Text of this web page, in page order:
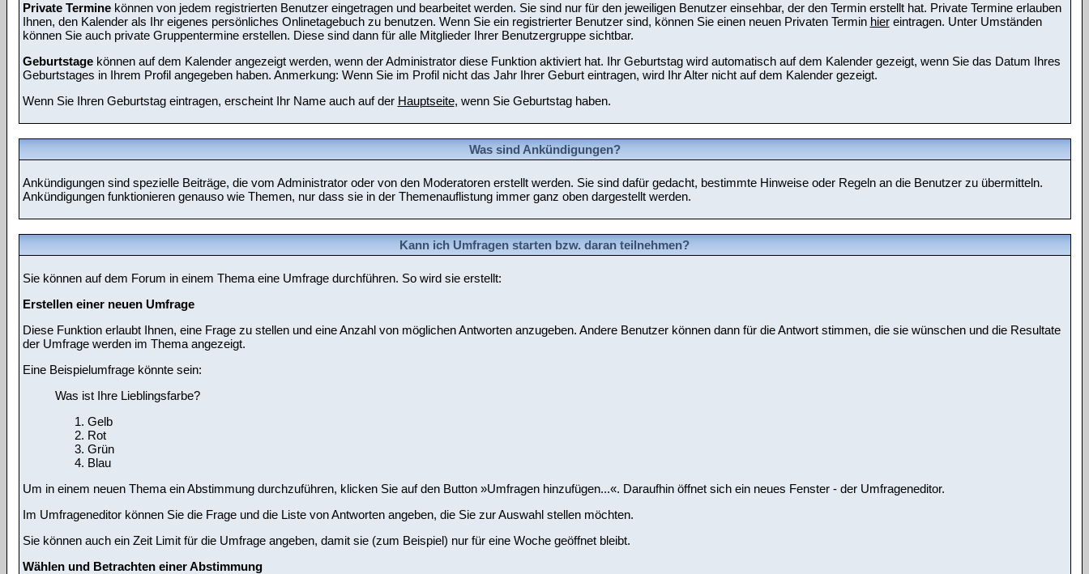
Private Terminekönnen von jedem registrierten Benutzer eingetragen und bearbeitet werden. Sie sind nur für den jeweiligen Benutzer einsehbar, der den Termin erstellt hat. Private Termine erlauben
Ihnen, den Kalender als Ihr eigenes persönliches Onlinetagebuch zu benutzen. Wenn Sie ein registrierter Benutzer sind, können Sie einen neuen Privaten Termin hiereintragen. Unter Umständen
können Sie auch private Gruppentermine erstellen. Diese sind dann für alle Mitglieder Ihrer Benutzergruppe sichtbar.
Geburtstagekönnen auf dem Kalender angezeigt werden, wenn der Administrator diese Funktion aktiviert hat. Ihr Geburtstag wird automatisch auf dem Kalender gezeigt, wenn Sie das Datum Ihres
Geburtstages in Ihrem Profil angegeben haben. Anmerkung: Wenn Sie im Profil nicht das Jahr Ihrer Geburt eintragen, wird Ihr Alter nicht auf dem Kalender gezeigt.
Wenn Sie Ihren Geburtstag eintragen, erscheint Ihr Name auch auf der Hauptseite, wenn Sie Geburtstag haben.
Was sind Ankündigungen?
Ankündigungen sind spezielle Beiträge, die vom Administrator oder von den Moderatoren erstellt werden. Sie sind dafür gedacht, bestimmte Hinweise oder Regeln an die Benutzer zu übermitteln.
Ankündigungen funktionieren genauso wie Themen, nur dass sie in der Themenauflistung immer ganz oben dargestellt werden.
Kann ich Umfragen starten bzw. daran teilnehmen?
Sie können auf dem Forum in einem Thema eine Umfrage durchführen. So wird sie erstellt:
Erstellen einer neuen Umfrage
Diese Funktion erlaubt Ihnen, eine Frage zu stellen und eine Anzahl von möglichen Antworten anzugeben. Andere Benutzer können dann für die Antwort stimmen, die sie wünschen und die Resultate
der Umfrage werden im Thema angezeigt.
Eine Beispielumfrage könnte sein:
Was ist Ihre Lieblingsfarbe?
Gelb
Rot
Grün
Blau
Um in einem neuen Thema ein Abstimmung durchzuführen, klicken Sie auf den Button »Umfragen hinzufügen...«. Daraufhin öffnet sich ein neues Fenster - der Umfrageneditor.
Im Umfrageneditor können Sie die Frage und die Liste von Antworten angeben, die Sie zur Auswahl stellen möchten.
Sie können auch ein Zeit Limit für die Umfrage angeben, damit sie (zum Beispiel) nur für eine Woche geöffnet bleibt.
Wählen und Betrachten einer Abstimmung